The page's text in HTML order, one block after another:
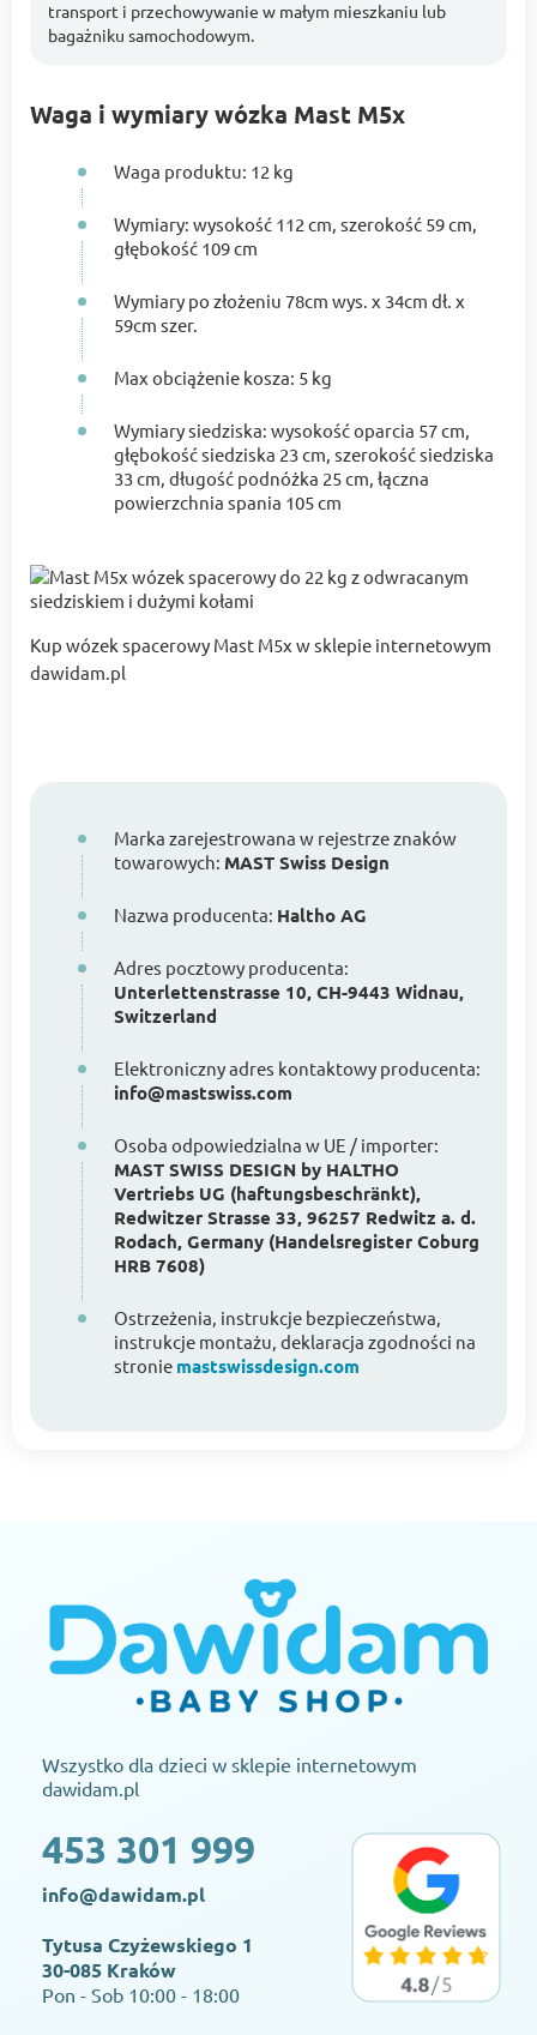
transport i przechowywanie w małym mieszkaniu lub
bagażniku samochodowym.
Waga i wymiary wózka Mast M5x
Waga produktu: 12 kg
Wymiary: wysokość 112 cm, szerokość 59 cm,
głębokość 109 cm
Wymiary po złożeniu 78cm wys. x 34cm dł. x
59cm szer.
Max obciążenie kosza: 5 kg
Wymiary siedziska: wysokość oparcia 57 cm,
głębokość siedziska 23 cm, szerokość siedziska
33 cm, długość podnóżka 25 cm, łączna
powierzchnia spania 105 cm
Kup wózek spacerowy Mast M5x w sklepie internetowym
dawidam.pl
Marka zarejestrowana w rejestrze znaków
towarowych: MAST Swiss Design
Nazwa producenta: Haltho AG
Adres pocztowy producenta:
Unterlettenstrasse 10, CH-9443 Widnau,
Switzerland
Elektroniczny adres kontaktowy producenta:
info@mastswiss.com
Osoba odpowiedzialna w UE / importer:
MAST SWISS DESIGN by HALTHO
Vertriebs UG (haftungsbeschränkt),
Redwitzer Strasse 33, 96257 Redwitz a. d.
Rodach, Germany (Handelsregister Coburg
HRB 7608)
Ostrzeżenia, instrukcje bezpieczeństwa,
instrukcje montażu, deklaracja zgodności na
stronie mastswissdesign.com
Wszystko dla dzieci w sklepie internetowym
dawidam.pl
453 301 999
info@dawidam.pl
Tytusa Czyżewskiego 1
30-085 Kraków
Pon - Sob 10:00 - 18:00